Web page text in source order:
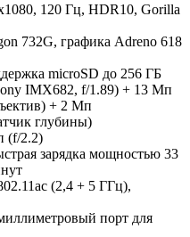
120 Гц, HDR10, Gorilla
732G, графика Adreno 618
microSD до 256 ГБ
IMX682, f/1.89) + 13 Мп
+ 2 Мп
глубины)
(f/2.2)
зарядка мощностью 33
(2,4 + 5 ГГц),
порт для